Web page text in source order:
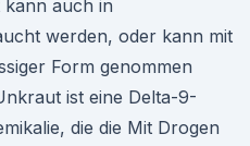
auch in
werden, oder kann mit
Form genommen
ist eine Delta-9-
die die Mit Drogen